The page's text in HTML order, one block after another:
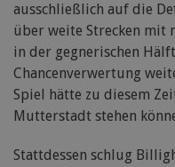
ausschließlich auf die
über weite Strecken mit
in der gegnerischen
Chancenverwertung
Spiel hätte zu diesem
Mutterstadt stehen
Stattdessen schlug